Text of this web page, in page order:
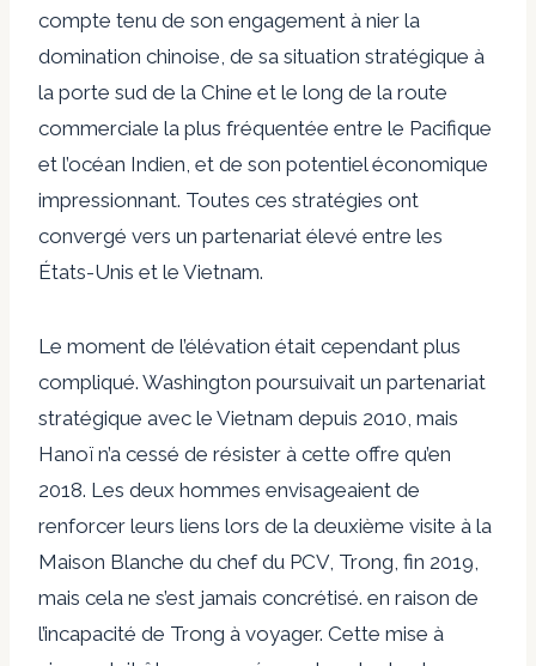
compte tenu de son engagement à nier la
domination chinoise, de sa situation stratégique à
la porte sud de la Chine et le long de la route
commerciale la plus fréquentée entre le Pacifique
et l’océan Indien, et de son potentiel économique
impressionnant. Toutes ces stratégies ont
convergé vers un partenariat élevé entre les
États-Unis et le Vietnam.
Le moment de l’élévation était cependant plus
compliqué. Washington poursuivait un partenariat
stratégique avec le Vietnam depuis 2010, mais
Hanoï n’a cessé de résister à cette offre qu’en
2018. Les deux hommes envisageaient de
renforcer leurs liens lors de la deuxième visite à la
Maison Blanche du chef du PCV, Trong, fin 2019,
mais cela ne s’est jamais concrétisé. en raison de
l’incapacité de Trong à voyager. Cette mise à